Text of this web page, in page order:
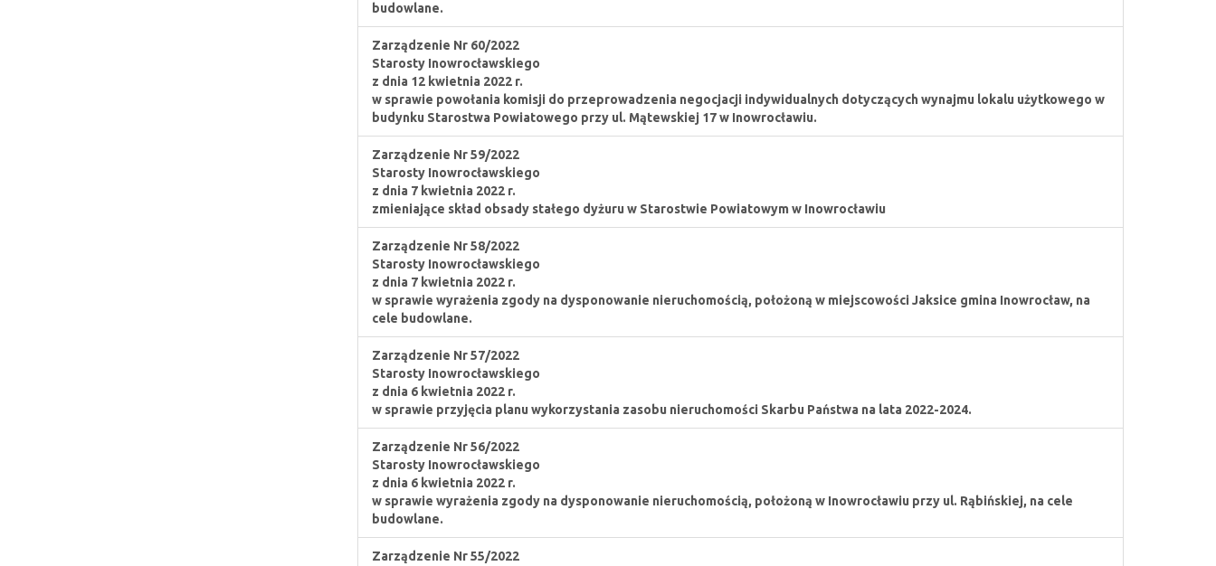
budowlane.
Zarządzenie Nr 60/2022
Starosty Inowrocławskiego
z dnia 12 kwietnia 2022 r.
w sprawie powołania komisji do przeprowadzenia negocjacji indywidualnych dotyczących wynajmu lokalu użytkowego w
budynku Starostwa Powiatowego przy ul. Mątewskiej 17 w Inowrocławiu.
Zarządzenie Nr 59/2022
Starosty Inowrocławskiego
z dnia 7 kwietnia 2022 r.
zmieniające skład obsady stałego dyżuru w Starostwie Powiatowym w Inowrocławiu
Zarządzenie Nr 58/2022
Starosty Inowrocławskiego
z dnia 7 kwietnia 2022 r.
w sprawie wyrażenia zgody na dysponowanie nieruchomością, położoną w miejscowości Jaksice gmina Inowrocław, na
cele budowlane.
Zarządzenie Nr 57/2022
Starosty Inowrocławskiego
z dnia 6 kwietnia 2022 r.
w sprawie przyjęcia planu wykorzystania zasobu nieruchomości Skarbu Państwa na lata 2022-2024.
Zarządzenie Nr 56/2022
Starosty Inowrocławskiego
z dnia 6 kwietnia 2022 r.
w sprawie wyrażenia zgody na dysponowanie nieruchomością, położoną w Inowrocławiu przy ul. Rąbińskiej, na cele
budowlane.
Zarządzenie Nr 55/2022